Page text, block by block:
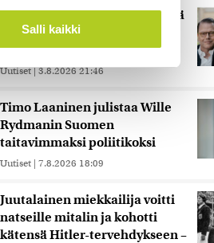
. Voit muuttaa
tukemiseen
alan
tietoja muihin tietoihin, joita
siirtää ulkomaille.
Salli kaikki
Miksi Ruotsin Daniel on pelkkä
prinssi, mutta Norjan Mette-
Marit on kruununprinsessa?
Uutiset | 3.8.2026 21:46
Timo Laaninen julistaa Wille
Rydmanin Suomen
taitavimmaksi poliitikoksi
Uutiset | 7.8.2026 18:09
Juutalainen miekkailija voitti
natseille mitalin ja kohotti
kätensä Hitler-tervehdykseen –